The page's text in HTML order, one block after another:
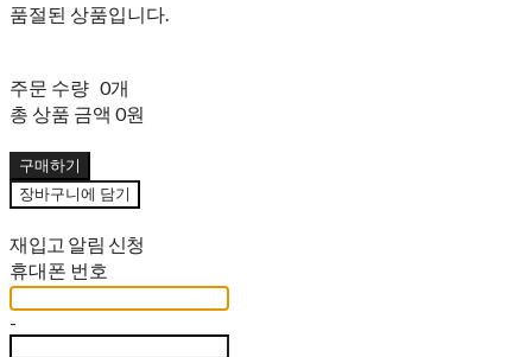
품절된 상품입니다.
주문 수량 0개
총 상품 금액 0원
구매하기
장바구니에 담기
재입고 알림 신청
휴대폰 번호
-